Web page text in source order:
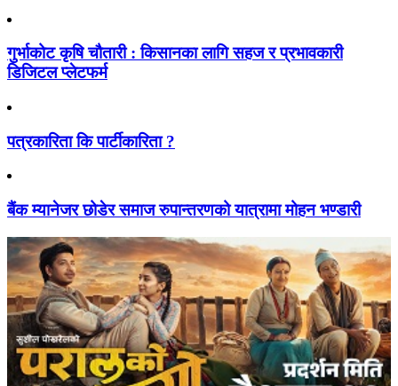
गुर्भाकोट कृषि चौतारी : किसानका लागि सहज र प्रभावकारी
डिजिटल प्लेटफर्म
पत्रकारिता कि पार्टीकारिता ?
बैंक म्यानेजर छोडेर समाज रुपान्तरणको यात्रामा मोहन भण्डारी